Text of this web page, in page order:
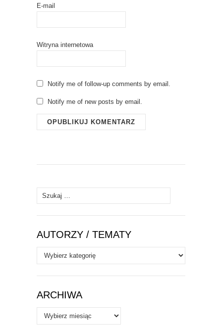
E-mail
Witryna internetowa
Notify me of follow-up comments by email.
Notify me of new posts by email.
Szukaj:
AUTORZY / TEMATY
Autorzy
/
Tematy
ARCHIWA
Archiwa